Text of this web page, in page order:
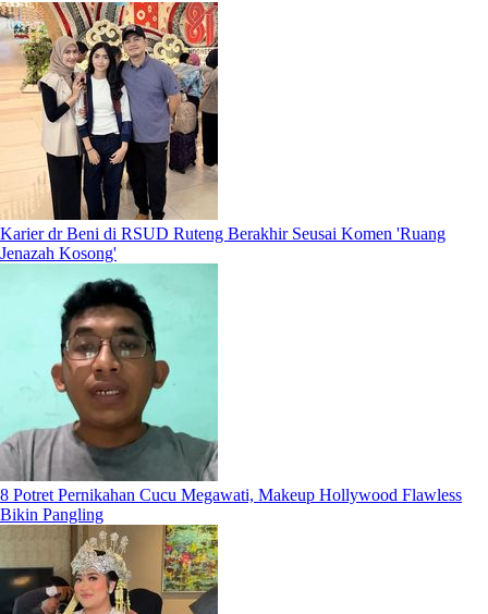
Karier dr Beni di RSUD Ruteng Berakhir Seusai Komen 'Ruang
Jenazah Kosong'
8 Potret Pernikahan Cucu Megawati, Makeup Hollywood Flawless
Bikin Pangling